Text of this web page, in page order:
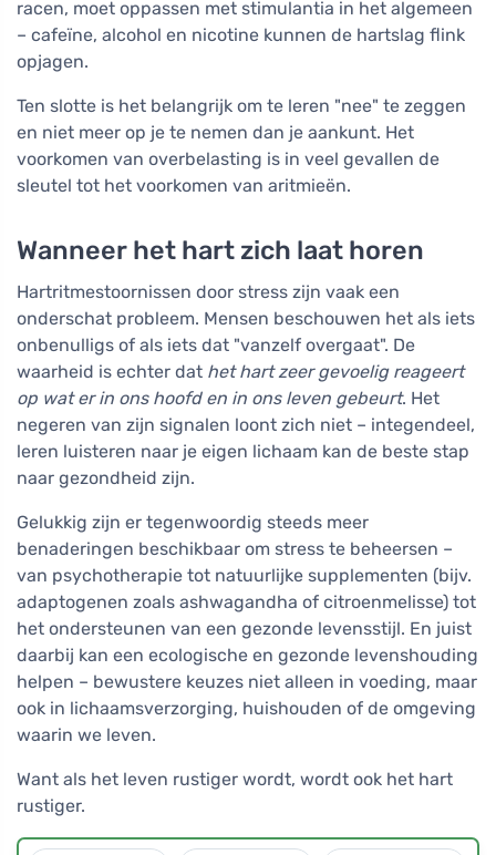
racen, moet oppassen met stimulantia in het algemeen
– cafeïne, alcohol en nicotine kunnen de hartslag flink
opjagen.
Ten slotte is het belangrijk om te leren "nee" te zeggen
en niet meer op je te nemen dan je aankunt. Het
voorkomen van overbelasting is in veel gevallen de
sleutel tot het voorkomen van aritmieën.
Wanneer het hart zich laat horen
Hartritmestoornissen door stress zijn vaak een
onderschat probleem. Mensen beschouwen het als iets
onbenulligs of als iets dat "vanzelf overgaat". De
waarheid is echter dat het hart zeer gevoelig reageert
op wat er in ons hoofd en in ons leven gebeurt. Het
negeren van zijn signalen loont zich niet – integendeel,
leren luisteren naar je eigen lichaam kan de beste stap
naar gezondheid zijn.
Gelukkig zijn er tegenwoordig steeds meer
benaderingen beschikbaar om stress te beheersen –
van psychotherapie tot natuurlijke supplementen (bijv.
adaptogenen zoals ashwagandha of citroenmelisse) tot
het ondersteunen van een gezonde levensstijl. En juist
daarbij kan een ecologische en gezonde levenshouding
helpen – bewustere keuzes niet alleen in voeding, maar
ook in lichaamsverzorging, huishouden of de omgeving
waarin we leven.
Want als het leven rustiger wordt, wordt ook het hart
rustiger.